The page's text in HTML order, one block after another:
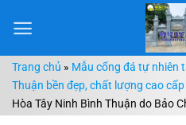
đến
dungTrang chủ » Mẫu cổng đá tự nhiên
Thuận bền đẹp, chất lượng cao cấp
Hòa Tây Ninh Bình Thuận do Bảo